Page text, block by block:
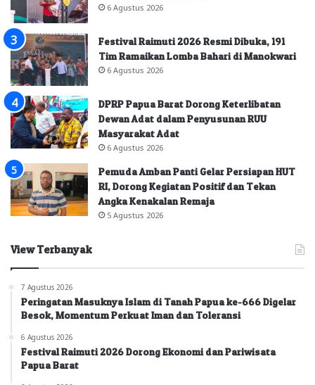
6 Agustus 2026
Festival Raimuti 2026 Resmi Dibuka, 191
Tim Ramaikan Lomba Bahari di Manokwari
6 Agustus 2026
DPRP Papua Barat Dorong Keterlibatan
Dewan Adat dalam Penyusunan RUU
Masyarakat Adat
6 Agustus 2026
Pemuda Amban Panti Gelar Persiapan HUT
RI, Dorong Kegiatan Positif dan Tekan
Angka Kenakalan Remaja
5 Agustus 2026
View Terbanyak
7 Agustus 2026
Peringatan Masuknya Islam di Tanah Papua ke-666 Digelar
Besok, Momentum Perkuat Iman dan Toleransi
6 Agustus 2026
Festival Raimuti 2026 Dorong Ekonomi dan Pariwisata
Papua Barat